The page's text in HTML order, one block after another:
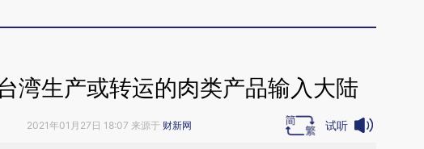
湾生产或转运的肉类产品输入大陆
2021年01月27日 18:07 来源于 财新网 试听